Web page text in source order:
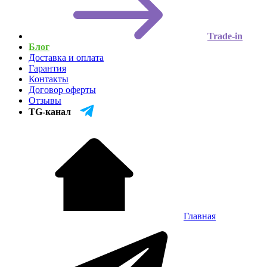
Trade-in
Блог
Доставка и оплата
Гарантия
Контакты
Договор оферты
Отзывы
TG-канал
Главная